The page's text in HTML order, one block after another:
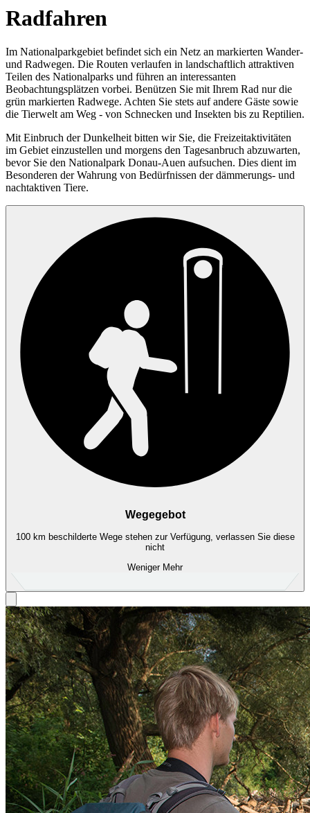
Radfahren
Im Nationalparkgebiet befindet sich ein Netz an markierten Wander-
und Radwegen. Die Routen verlaufen in landschaftlich attraktiven
Teilen des Nationalparks und führen an interessanten
Beobachtungsplätzen vorbei. Benützen Sie mit Ihrem Rad nur die
grün markierten Radwege. Achten Sie stets auf andere Gäste sowie
die Tierwelt am Weg - von Schnecken und Insekten bis zu Reptilien.
Mit Einbruch der Dunkelheit bitten wir Sie, die Freizeitaktivitäten
im Gebiet einzustellen und morgens den Tagesanbruch abzuwarten,
bevor Sie den Nationalpark Donau-Auen aufsuchen. Dies dient im
Besonderen der Wahrung von Bedürfnissen der dämmerungs- und
nachtaktiven Tiere.
Wegegebot
100 km beschilderte Wege stehen zur Verfügung, verlassen Sie diese
nicht
Weniger Mehr